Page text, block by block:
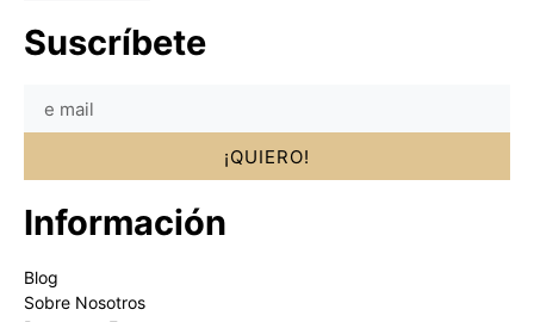
Suscríbete
¡QUIERO!
Información
Blog
Sobre Nosotros